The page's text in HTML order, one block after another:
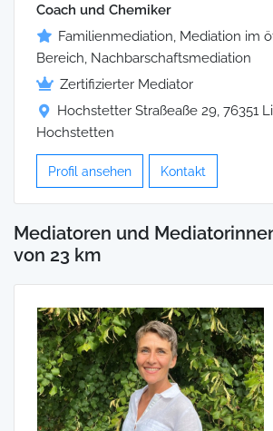
Coach und Chemiker
Familienmediation, Mediation im
Bereich, Nachbarschaftsmediation
Zertifizierter Mediator
Hochstetter Straßeaße 29, 76351
Hochstetten
Profil ansehen Kontakt
Mediatoren und
von 23 km